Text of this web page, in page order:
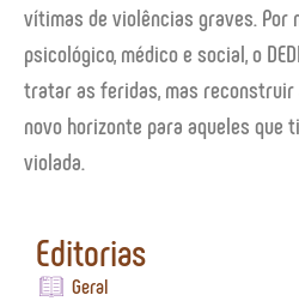
vítimas de violências graves. Por
psicológico, médico e social, o
tratar as feridas, mas reconstruir
novo horizonte para aqueles que
violada.
Editorias
Geral